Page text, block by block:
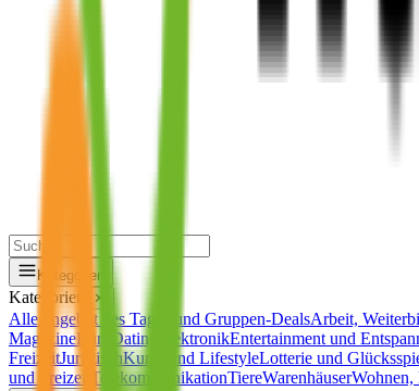
Kategorien
Kategorien ✕
Alle Angebot des Tages und Gruppen-DealsArbeit,
MagazineBüro Dating ElektronikEntertainment und
FreizeitJuristischKunst und LifestyleLotterie und
und Freizeit
TelekommunikationTiereWarenhäuserWohnen,